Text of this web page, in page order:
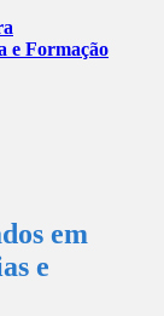
e Formação
em
e